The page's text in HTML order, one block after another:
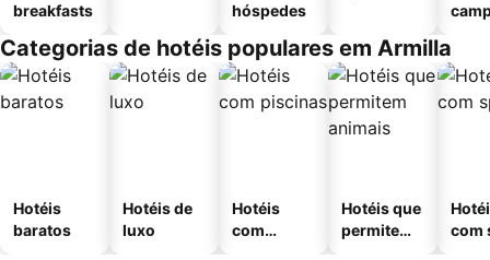
breakfasts
hóspedes
Categorias de hotéis populares em Armilla
Hotéis
baratos
Hotéis de
luxo
Hotéis
com
Hotéis que
permitem
com